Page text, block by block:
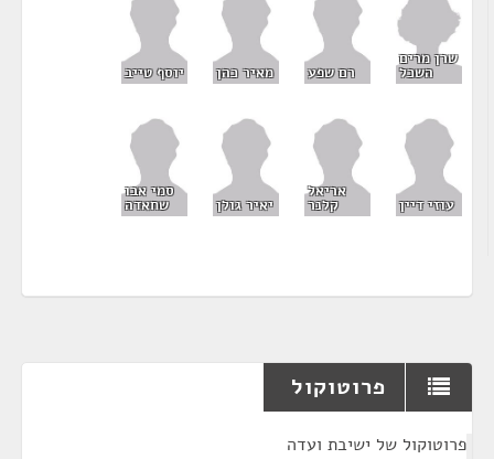
שרן מרים
השכל רם שפע מאיר כהן יוסף טייב
עוזי דיין
אריאל
קלנר יאיר גולן
סמי אבו
שחאדה
פרוטוקול
פרוטוקול של ישיבת ועדה